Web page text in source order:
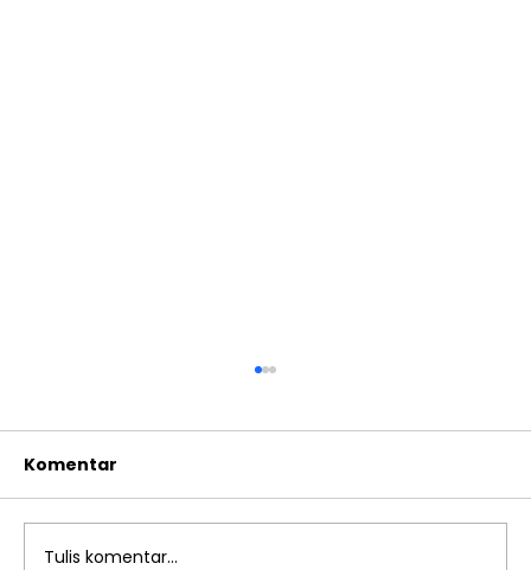
Komentar
Tulis komentar...